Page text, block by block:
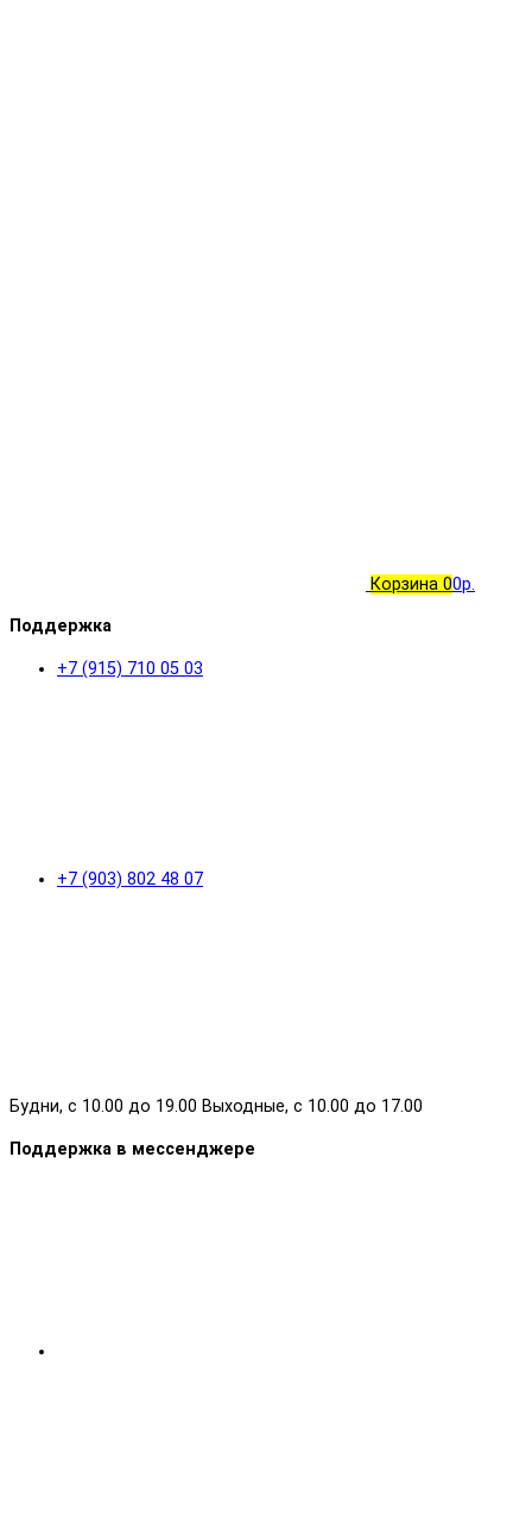
Корзина 00р.
Поддержка
+7 (915) 710 05 03
+7 (903) 802 48 07
Будни, с 10.00 до 19.00 Выходные, с 10.00 до 17.00
Поддержка в мессенджере